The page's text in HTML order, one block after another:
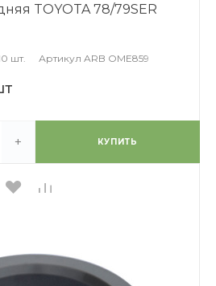
TOYOTA 78/79SER
шт. Артикул ARB OME859
+ КУПИТЬ